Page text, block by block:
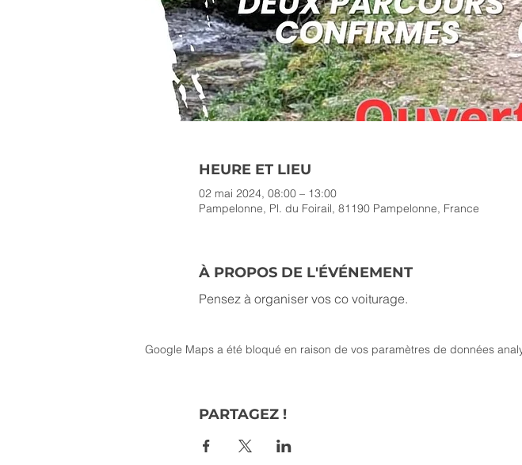
HEURE ET LIEU
02 mai 2024, 08:00 – 13:00
Pampelonne, Pl. du Foirail, 81190 Pampelonne, France
À PROPOS DE L'ÉVÉNEMENT
Pensez à organiser vos co voiturage.
Google Maps a été bloqué en raison de vos paramètres de données
PARTAGEZ !